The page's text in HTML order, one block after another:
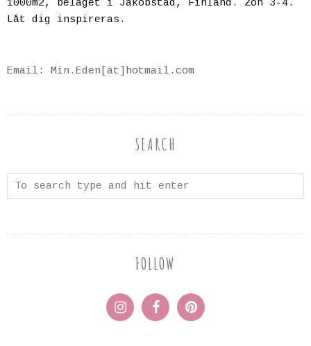
1000m2, beläget i Jakobstad, Finland. Zon 3-4.
Låt dig inspireras.
Email: Min.Eden[ät]hotmail.com
SEARCH
FOLLOW